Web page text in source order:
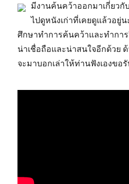
มีงานค้นคว้าออกมาเกี่ยว
ไปดูหนังเก่าที่เคยดูแล้วอยู่
ศึกษาทำการค้นคว้าและทำกา
น่าเชื่อถือและน่าสนใจอีกด้วย
จะมาบอกเล่าให้ท่านฟังเองขอรั